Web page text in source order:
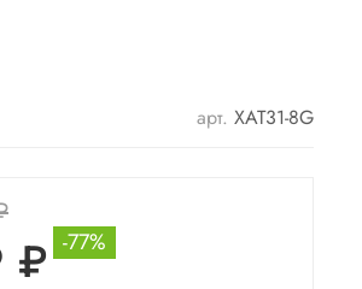
арт. ХАТ31-8G
₽ -77%